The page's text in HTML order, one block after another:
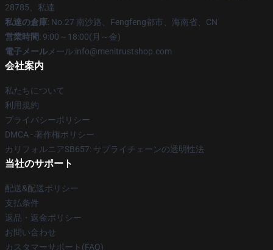
28785、私達
私達の倉庫: No.27 南沙路、Fengfeng都市、海南省、CN
営業時間: 9:00～18:00(月～金)
電子メール メール:info@menitrustshop.com
会社案内
私たちについて
利用規約
プライバシーポリシー
DMCA - 著作権ポリシー
カリフォルニアSB657: サプライチェーンの透明性法
当社のサポート
配送&配送ポリシー
支払条件
返品・返金ポリシー
お問い合わせ
カスタマーサポート(FAQ)